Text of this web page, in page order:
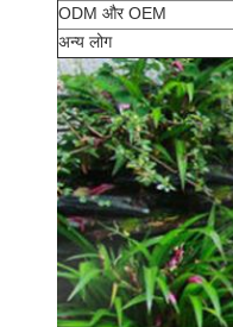
ODM और OEM
अन्य लोग